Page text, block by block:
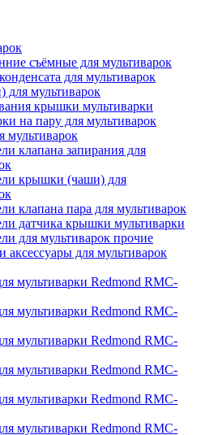
съёмные для мультиварок
для мультиварок
мультиварок
крышки мультиварки
на пару для мультиварок
мультиварок
клапана запирания для
крышки (чаши) для
клапана пара для мультиварок
датчика крышки мультиварки
для мультиварок прочие
аксессуары для мультиварок
мультиварки Redmond RMC-
мультиварки Redmond RMC-
мультиварки Redmond RMC-
мультиварки Redmond RMC-
мультиварки Redmond RMC-
мультиварки Redmond RMC-